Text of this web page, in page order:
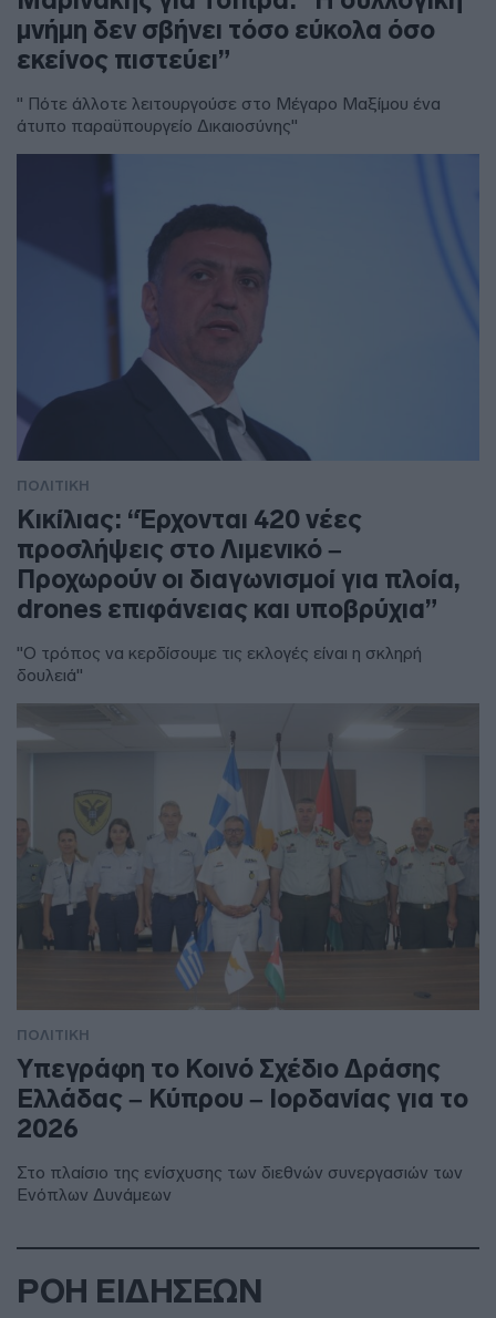
μνήμη δεν σβήνει τόσο εύκολα όσο
εκείνος πιστεύει”
" Πότε άλλοτε λειτουργούσε στο Μέγαρο Μαξίμου ένα
άτυπο παραϋπουργείο Δικαιοσύνης"
ΠΟΛΙΤΙΚΗ
Κικίλιας: “Έρχονται 420 νέες
προσλήψεις στο Λιμενικό –
Προχωρούν οι διαγωνισμοί για πλοία,
drones επιφάνειας και υποβρύχια”
"Ο τρόπος να κερδίσουμε τις εκλογές είναι η σκληρή
δουλειά"
ΠΟΛΙΤΙΚΗ
Υπεγράφη το Κοινό Σχέδιο Δράσης
Ελλάδας – Κύπρου – Ιορδανίας για το
2026
Στο πλαίσιο της ενίσχυσης των διεθνών συνεργασιών των
Ενόπλων Δυνάμεων
ΡΟΗ ΕΙΔΗΣΕΩΝ